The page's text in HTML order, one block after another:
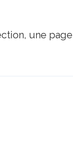
une